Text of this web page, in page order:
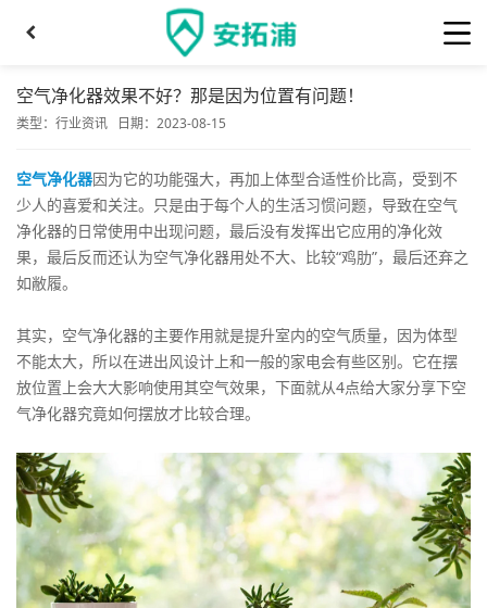
空气净化器效果不好？那是因为位置有问题！
类型： 行业资讯 日期：2023-08-15
空气净化器因为它的功能强大，再加上体型合适性价比高，受到不
少人的喜爱和关注。只是由于每个人的生活习惯问题，导致在空气
净化器的日常使用中出现问题，最后没有发挥出它应用的净化效
果，最后反而还认为空气净化器用处不大、比较“鸡肋”，最后还弃之
如敝履。
其实，空气净化器的主要作用就是提升室内的空气质量，因为体型
不能太大，所以在进出风设计上和一般的家电会有些区别。它在摆
放位置上会大大影响使用其空气效果，下面就从4点给大家分享下空
气净化器究竟如何摆放才比较合理。